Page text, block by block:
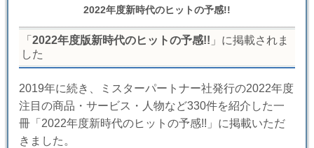
2022年度新時代のヒットの予感!!
「 2022年度版新時代のヒットの予感!! 」に掲載されま
した
2019年に続き、ミスターパートナー社発行の2022年度
注目の商品・サービス・人物など330件を紹介した一
冊「2022年度新時代のヒットの予感!!」に掲載いただ
きました。